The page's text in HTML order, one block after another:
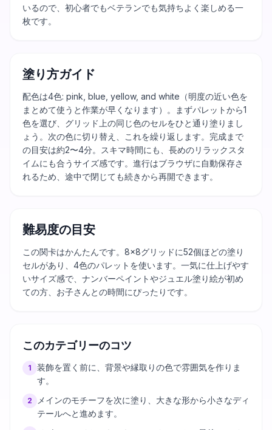
いるので、初心者でもベテランでも気持ちよく楽しめる一
枚です。
塗り方ガイド
配色は4色: pink, blue, yellow, and white（明度の近い色を
まとめて使うと作業が早くなります）。まずパレットから1
色を選び、グリッド上の同じ色のセルをひと通り塗りまし
ょう。次の色に切り替え、これを繰り返します。完成まで
の目安は約2〜4分。スキマ時間にも、長めのリラックスタ
イムにも合うサイズ感です。進行はブラウザに自動保存さ
れるため、途中で閉じても続きから再開できます。
難易度の目安
この関卡はかんたんです。8×8グリッドに52個ほどの塗り
セルがあり、4色のパレットを使います。一気に仕上げやす
いサイズ感で、ナンバーペイントやジュエル塗り絵が初め
ての方、お子さんとの時間にぴったりです。
このカテゴリーのコツ
1
装飾を置く前に、背景や縁取りの色で雰囲気を作りま
す。
2
メインのモチーフを次に塗り、大きな形から小さなディ
テールへと進めます。